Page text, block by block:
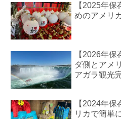
【2025年
めのアメリ
【2026年
ダ側とアメ
アガラ観光
【2024年
リカで簡単